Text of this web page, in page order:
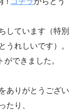
しています（特別
うれしいです）。
できました。
ありがとうござい
たり、